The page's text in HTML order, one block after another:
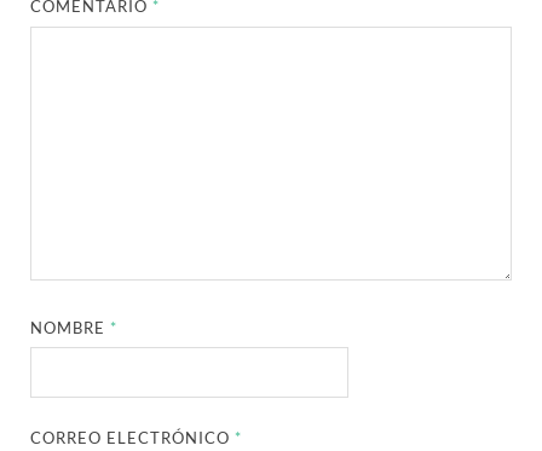
COMENTARIO *
NOMBRE *
CORREO ELECTRÓNICO *